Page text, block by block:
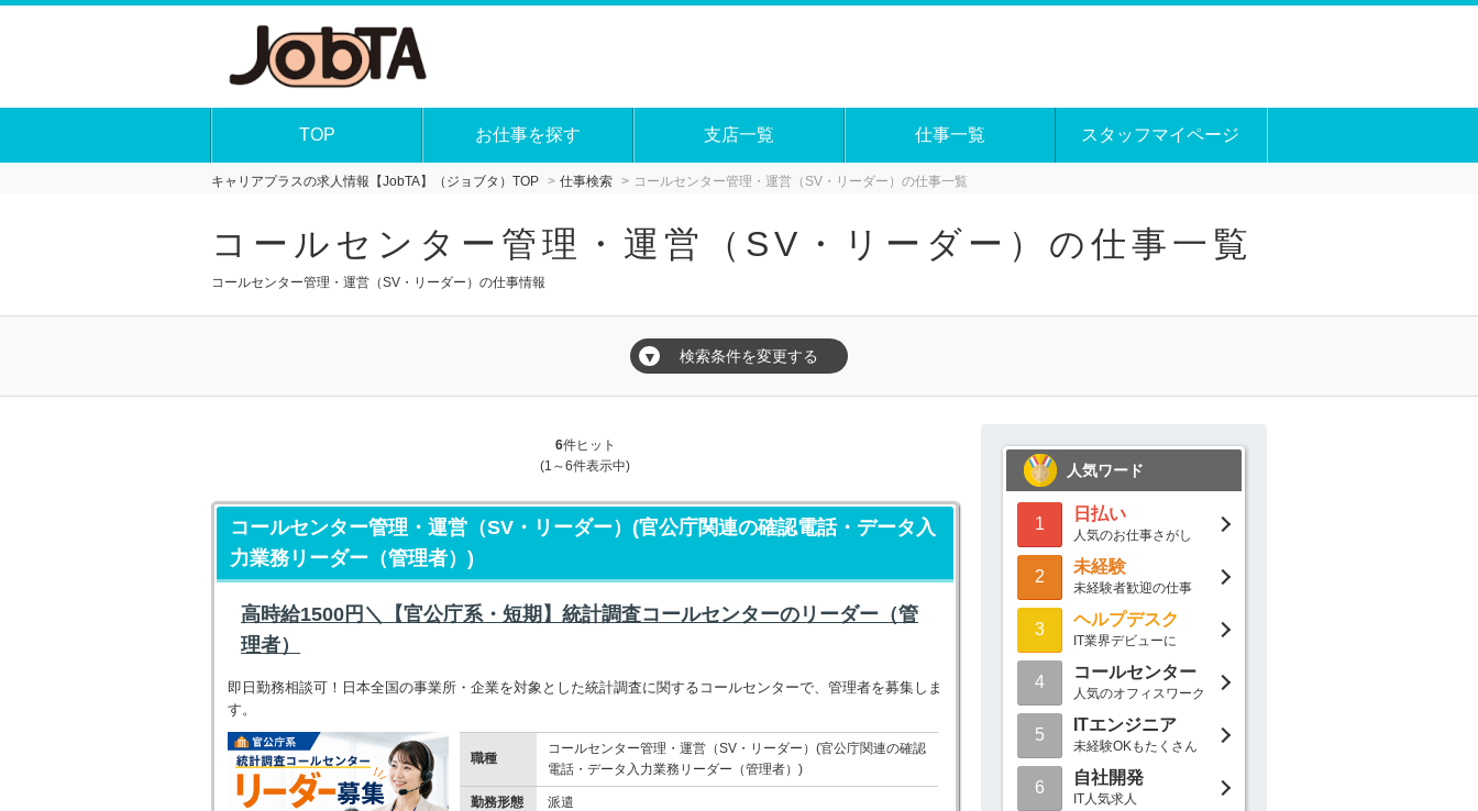
TOP お仕事を探す 支店一覧 仕事一覧 スタッフマイページ
キャリアプラスの求人情報【JobTA】（ジョブタ）TOP 仕事検索 コールセンター管理・運営（SV・リーダー）の仕事一覧
コールセンター管理・運営（SV・リーダー）の仕事一覧
コールセンター管理・運営（SV・リーダー）の仕事情報
▼ 検索条件を変更する
6件ヒット
(1～6件表示中)
コールセンター管理・運営（SV・リーダー）(官公庁関連の確認電話・データ入
力業務リーダー（管理者）)
高時給1500円＼【官公庁系・短期】統計調査コールセンターのリーダー（管
理者）
即日勤務相談可！日本全国の事業所・企業を対象とした統計調査に関するコールセンターで、管理者を募集しま
す。
職種
コールセンター管理・運営（SV・リーダー）(官公庁関連の確認
電話・データ入力業務リーダー（管理者）)
勤務形態 派遣
人気ワード
1
日払い
人気のお仕事さがし
2
未経験
未経験者歓迎の仕事
3
ヘルプデスク
IT業界デビューに
4
コールセンター
人気のオフィスワーク
5
ITエンジニア
未経験OKもたくさん
6
自社開発
IT人気求人